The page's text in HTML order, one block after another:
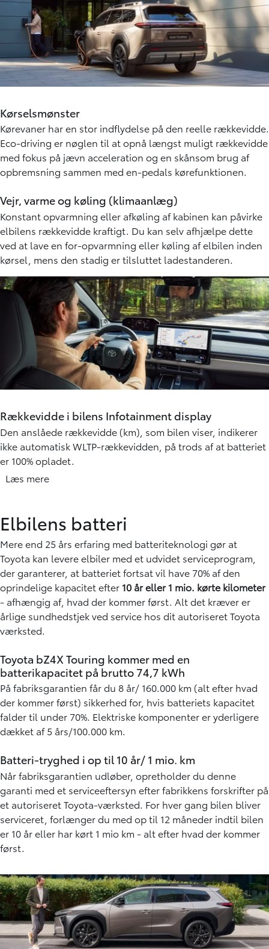
Kørselsmønster
Kørevaner har en stor indflydelse på den reelle rækkevidde.
Eco-driving er nøglen til at opnå længst muligt rækkevidde
med fokus på jævn acceleration og en skånsom brug af
opbremsning sammen med en-pedals kørefunktionen.
Vejr, varme og køling (klimaanlæg)
Konstant opvarmning eller afkøling af kabinen kan påvirke
elbilens rækkevidde kraftigt. Du kan selv afhjælpe dette
ved at lave en for-opvarmning eller køling af elbilen inden
kørsel, mens den stadig er tilsluttet ladestanderen.
Rækkevidde i bilens Infotainment display
Den anslåede rækkevidde (km), som bilen viser, indikerer
ikke automatisk WLTP-rækkevidden, på trods af at batteriet
er 100% opladet.
Den rækkevidde, der vises i instrumentbrættet, beregnes
afhængigt af de faktorer, der påvirker din rækkevidde:
Hastighed, kørselsmønster, vejr, varme og køling
(klimaanlæg), kørerutens geografi i højdemeter,
udetemperatur og belastning i form af passagerer samt
bagage i bilen mm.
Læs mere
Elbilens batteri
Mere end 25 års erfaring med batteriteknologi gør at
Toyota kan levere elbiler med et udvidet serviceprogram,
der garanterer, at batteriet fortsat vil have 70% af den
oprindelige kapacitet efter 10 år eller 1 mio. kørte kilometer
- afhængig af, hvad der kommer først. Alt det kræver er
årlige sundhedstjek ved service hos dit autoriseret Toyota
værksted.
Toyota bZ4X Touring kommer med en
batterikapacitet på brutto 74,7 kWh
På fabriksgarantien får du 8 år/ 160.000 km (alt efter hvad
der kommer først) sikkerhed for, hvis batteriets kapacitet
falder til under 70%. Elektriske komponenter er yderligere
dækket af 5 års/100.000 km.
Batteri-tryghed i op til 10 år/ 1 mio. km
Når fabriksgarantien udløber, opretholder du denne
garanti med et serviceeftersyn efter fabrikkens forskrifter på
et autoriseret Toyota-værksted. For hver gang bilen bliver
serviceret, forlænger du med op til 12 måneder indtil bilen
er 10 år eller har kørt 1 mio km - alt efter hvad der kommer
først.